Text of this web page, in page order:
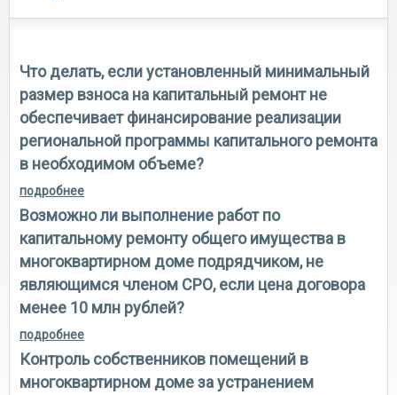
Что делать, если установленный минимальный
размер взноса на капитальный ремонт не
обеспечивает финансирование реализации
региональной программы капитального ремонта
в необходимом объеме?
подробнее
размер взноса на капитальный ремонт не
обеспечивает финансирование реализации
региональной программы капитального ремонта в
необходимом объеме?
Возможно ли выполнение работ по
капитальному ремонту общего имущества в
многоквартирном доме подрядчиком, не
являющимся членом СРО, если цена договора
менее 10 млн рублей?
подробнее
ремонту общего имущества в многоквартирном
доме подрядчиком, не являющимся членом сро,
если цена договора менее 10 млн рублей?
Контроль собственников помещений в
многоквартирном доме за устранением